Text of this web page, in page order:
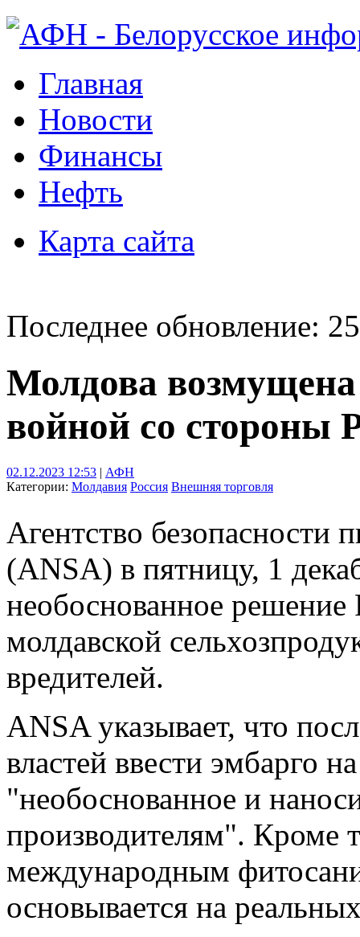
Главная
Новости
Финансы
Нефть
Карта сайта
Последнее обновление:
Молдова возмущена
войной со стороны
02.12.2023 12:53 | АФН
Категории: Молдавия Россия Внешняя торговля
Агентство
(ANSA) в пятницу, 1
необоснованное
молдавской
вредителей.
ANSA указывает, что
властей ввести эмбарго
"необоснованное и
производителям". Кроме
международным
основывается на